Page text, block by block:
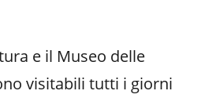
e il Museo delle
visitabili tutti i giorni